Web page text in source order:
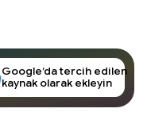
Google’da tercih edilen
kaynak olarak ekleyin